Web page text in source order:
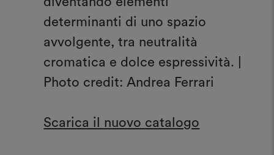
determinanti di uno spazio
avvolgente, tra neutralità
cromatica e dolce espressività. |
Photo credit: Andrea Ferrari
Scarica il nuovo catalogo